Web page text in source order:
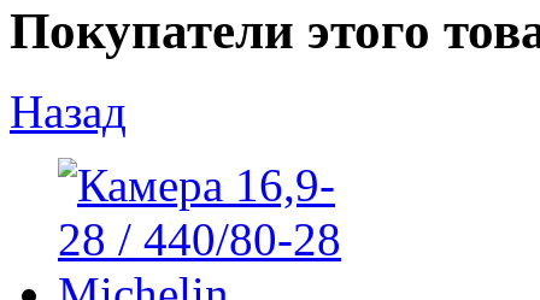
Покупатели этого
Назад